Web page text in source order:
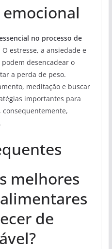
no processo de
O estresse, a ansiedade e
desencadear o
a perda de peso.
meditação e buscar
importantes para
melhores
de